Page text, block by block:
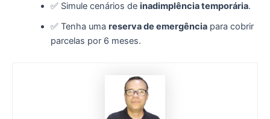
✅ Simule cenários de inadimplência temporária.
✅ Tenha uma reserva de emergênciapara cobrir
parcelas por 6 meses.